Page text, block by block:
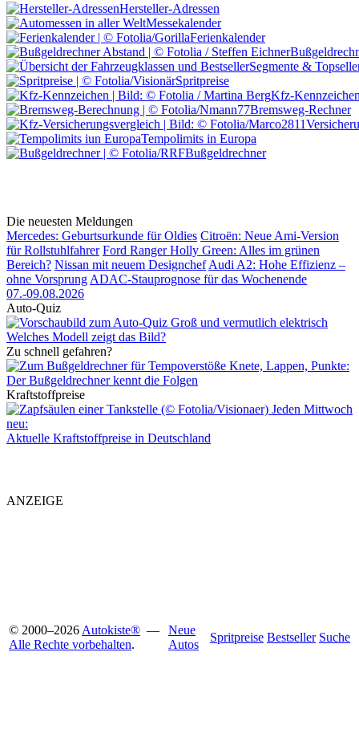
Hersteller-Adressen
Messekalender
Ferienkalender
Segmente &
Spritpreise
Kfz-
Bremsweg-Rechner
Tempolimits in Europa
Bußgeldrechner
Die neuesten Meldungen
Mercedes: Geburtsurkunde für Oldies Citroën: Neue Ami-Version
für Rollstuhlfahrer Ford Ranger Holly Green: Alles im grünen
Bereich? Nissan mit neuem Designchef Audi A2: Hohe Effizienz –
ohne Vorsprung ADAC-Stauprognose für das Wochenende
07.-09.08.2026
Auto-Quiz
Groß und vermutlich elektrisch
Welches Modell zeigt das Bild?
Zu schnell gefahren?
Knete, Lappen, Punkte:
Der Bußgeldrechner kennt die Folgen
Kraftstoffpreise
Jeden Mittwoch
neu:
Aktuelle Kraftstoffpreise in Deutschland
ANZEIGE
© 2000–2026 Autokiste® —
Alle Rechte vorbehalten.
Neue
Autos
Spritpreise Bestseller Suche